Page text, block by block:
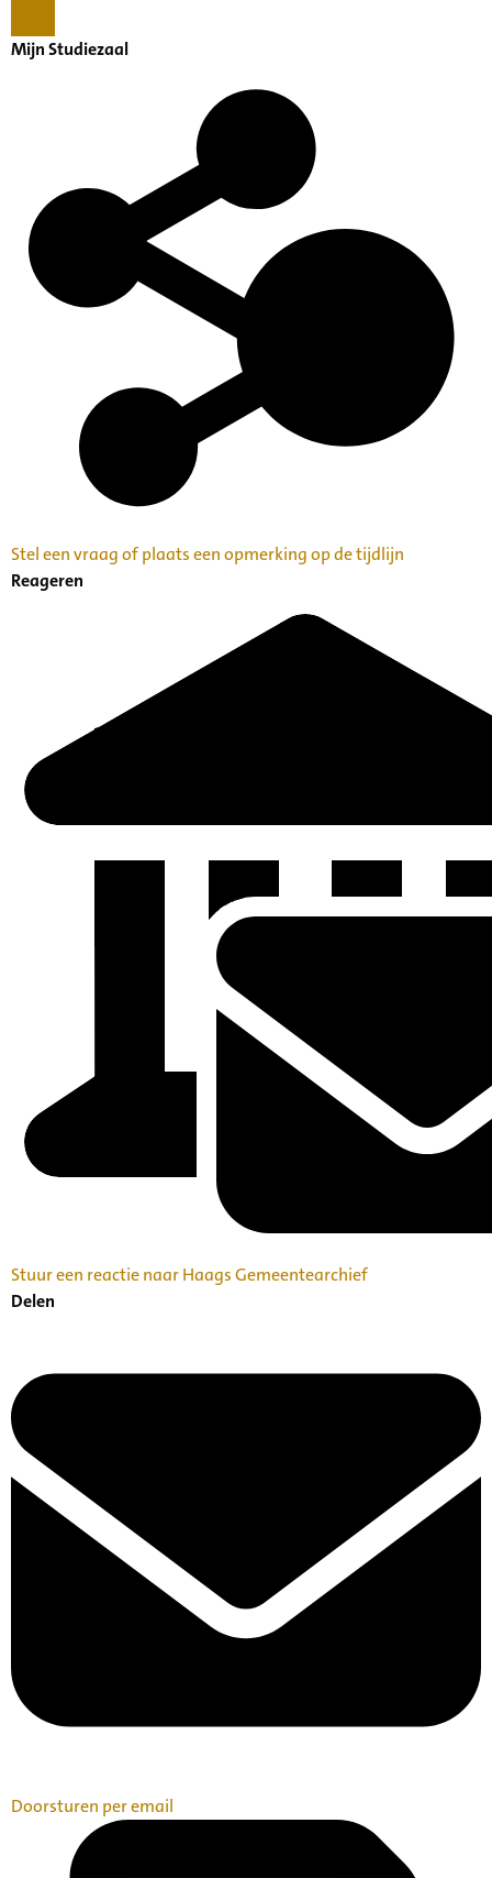
Mijn Studiezaal
Stel een vraag of plaats een opmerking op de tijdlijn
Reageren
Stuur een reactie naar Haags Gemeentearchief
Delen
Doorsturen per email